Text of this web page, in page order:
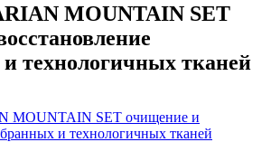
MOUNTAIN SET
технологичных тканей